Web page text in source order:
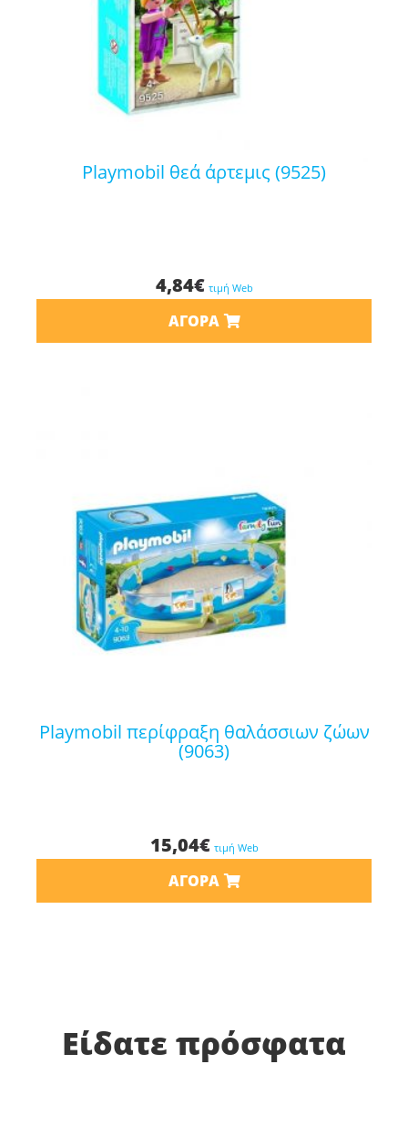
playmobil θεά άρτεμις (9525)
4,84€ τιμή Web
ΑΓΟΡΆ
playmobil περίφραξη θαλάσσιων ζώων
(9063)
15,04€ τιμή Web
ΑΓΟΡΆ
Είδατε πρόσφατα